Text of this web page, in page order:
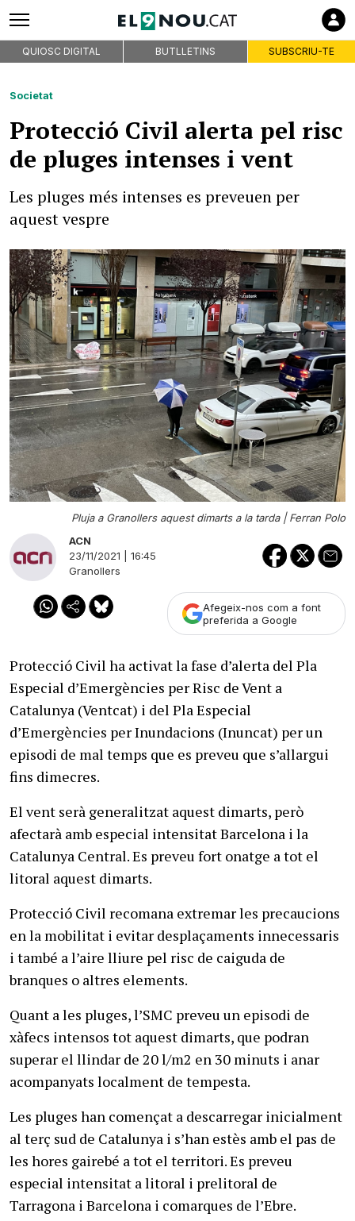
QUIOSC DIGITAL BUTLLETINS SUBSCRIU-TE
Societat
Protecció Civil alerta pel risc
de pluges intenses i vent
Les pluges més intenses es preveuen per
aquest vespre
Pluja a Granollers aquest dimarts a la tarda |Ferran Polo
ACN
23/11/2021 | 16:45
Granollers
Afegeix-nos com a font
preferida a Google
Protecció Civil ha activat la fase d’alerta del Pla
Especial d’Emergències per Risc de Vent a
Catalunya (Ventcat) i del Pla Especial
d’Emergències per Inundacions (Inuncat) per un
episodi de mal temps que es preveu que s’allargui
fins dimecres.
El vent serà generalitzat aquest dimarts, però
afectarà amb especial intensitat Barcelona i la
Catalunya Central. Es preveu fort onatge a tot el
litoral aquest dimarts.
Protecció Civil recomana extremar les precaucions
en la mobilitat i evitar desplaçaments innecessaris
i també a l’aire lliure pel risc de caiguda de
branques o altres elements.
Quant a les pluges, l’SMC preveu un episodi de
xàfecs intensos tot aquest dimarts, que podran
superar el llindar de 20 l/m2 en 30 minuts i anar
acompanyats localment de tempesta.
Les pluges han començat a descarregar inicialment
al terç sud de Catalunya i s’han estès amb el pas de
les hores gairebé a tot el territori. Es preveu
especial intensitat a litoral i prelitoral de
Tarragona i Barcelona i comarques de l’Ebre.